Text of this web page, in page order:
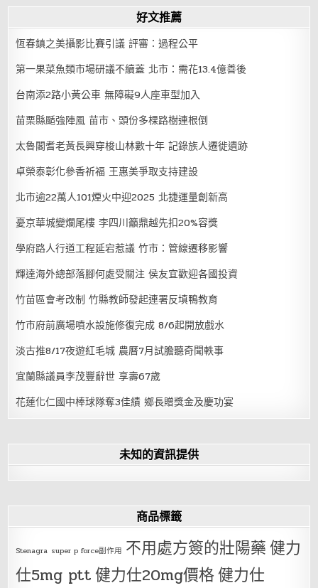
好文推薦
恆春鎮之美攝影比賽引議 評審：過程公平
第一果菜魚類市場研議不續蓋 北市：需花13.4億善後
台南添2路小黃公車 無障礙9人座車型加入
苗栗縣颳強陣風 苗市、頭份多棵路樹連根倒
太魯閣耆老黃長興穿梭山林數十年 記錄族人遷徙遺跡
卓榮泰彰化參香祈福 王惠美爭取支持建設
北市逾22萬人101煙火中迎2025 北捷運量創新高
憂京華城變爛尾樓 李四川籲鼎越先扣20%容獎
學府路人行道工程延宕惹議 竹市：管線遷移影響
輝達海外總部落腳何處受關注 侯友宜歡迎各國投資
竹苗區會考改制 竹縣教師發起連署反填鴨教育
竹市府前廣場噴水設施修復完成 8/6起開放戲水
淡古推8/17夜遊紅毛城 農曆7月試膽聽奇聞軼事
宜蘭縣議員李茂豐辭世 享壽67歲
花蓮化仁國中棒球隊奪3佳績 鄉長贈獎金及慶功宴
未知的資訊提供
商品標籤
Stenagra super p force副作用 不用處方簽的壯陽藥健力
仕5mg ptt健力仕20mg價格健力仕